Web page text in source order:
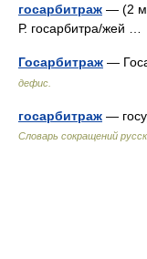
госарбитраж — (2
Р. госарбитра/жей …
Госарбитраж —
дефис.
госарбитраж —
Словарь сокращений